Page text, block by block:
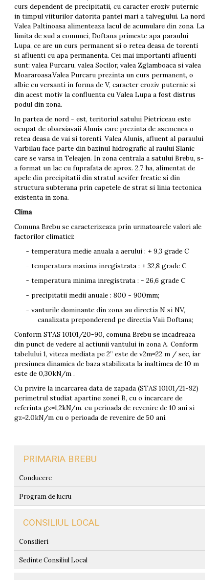
curs dependent de precipitatii, cu caracter eroziv puternic
in timpul viiturilor datorita pantei mari a talvegului. La nord
Valea Paltinoasa alimenteaza lacul de acumulare din zona. La
limita de sud a comunei, Doftana primeste apa paraului
Lupa, ce are un curs permanent si o retea deasa de torenti
si afluenti cu apa permanenta. Cei mai importanti afluenti
sunt: valea Purcaru, valea Socilor, valea Zglamboaca si valea
Moararoasa.Valea Purcaru prezinta un curs permanent, o
albie cu versanti in forma de V, caracter eroziv puternic si
din acest motiv la confluenta cu Valea Lupa a fost distrus
podul din zona.
In partea de nord - est, teritoriul satului Pietriceau este
ocupat de obarsiavaii Alunis care prezinta de asemenea o
retea deasa de vai si torenti. Valea Alunis, afluent al paraului
Varbilau face parte din bazinul hidrografic al raului Slanic
care se varsa in Teleajen. In zona centrala a satului Brebu, s-
a format un lac cu fuprafata de aprox. 2,7 ha, alimentat de
apele din precipitatii din stratul acvifer freatic si din
structura subterana prin capetele de strat si linia tectonica
existenta in zona.
Clima
Comuna Brebu se caracterizeaza prin urmatoarele valori ale
factorilor climatici:
- temperatura medie anuala a aerului : + 9,3 grade C
- temperatura maxima inregistrata : + 32,8 grade C
- temperatura minima inregistrata : - 26,6 grade C
- precipitatii medii anuale : 800 - 900mm;
- vanturile dominante din zona au directia N si NV,
canalizata preponderend pe directia Vaii Doftana;
Conform STAS 10101/20-90, comuna Brebu se incadreaza
din punct de vedere al actiunii vantului in zona A. Conform
tabelului 1, viteza mediata pe 2” este de v2m=22 m / sec, iar
presiunea dinamica de baza stabilizata la inaltimea de 10 m
este de 0,30kN/m .
Cu privire la incarcarea data de zapada (STAS 10101/21-92)
perimetrul studiat apartine zonei B, cu o incarcare de
referinta gz=1,2kN/m. cu perioada de revenire de 10 ani si
gz=2.0kN/m cu o perioada de revenire de 50 ani.
PRIMARIA BREBU
Conducere
Program de lucru
CONSILIUL LOCAL
Consilieri
Sedinte Consiliul Local